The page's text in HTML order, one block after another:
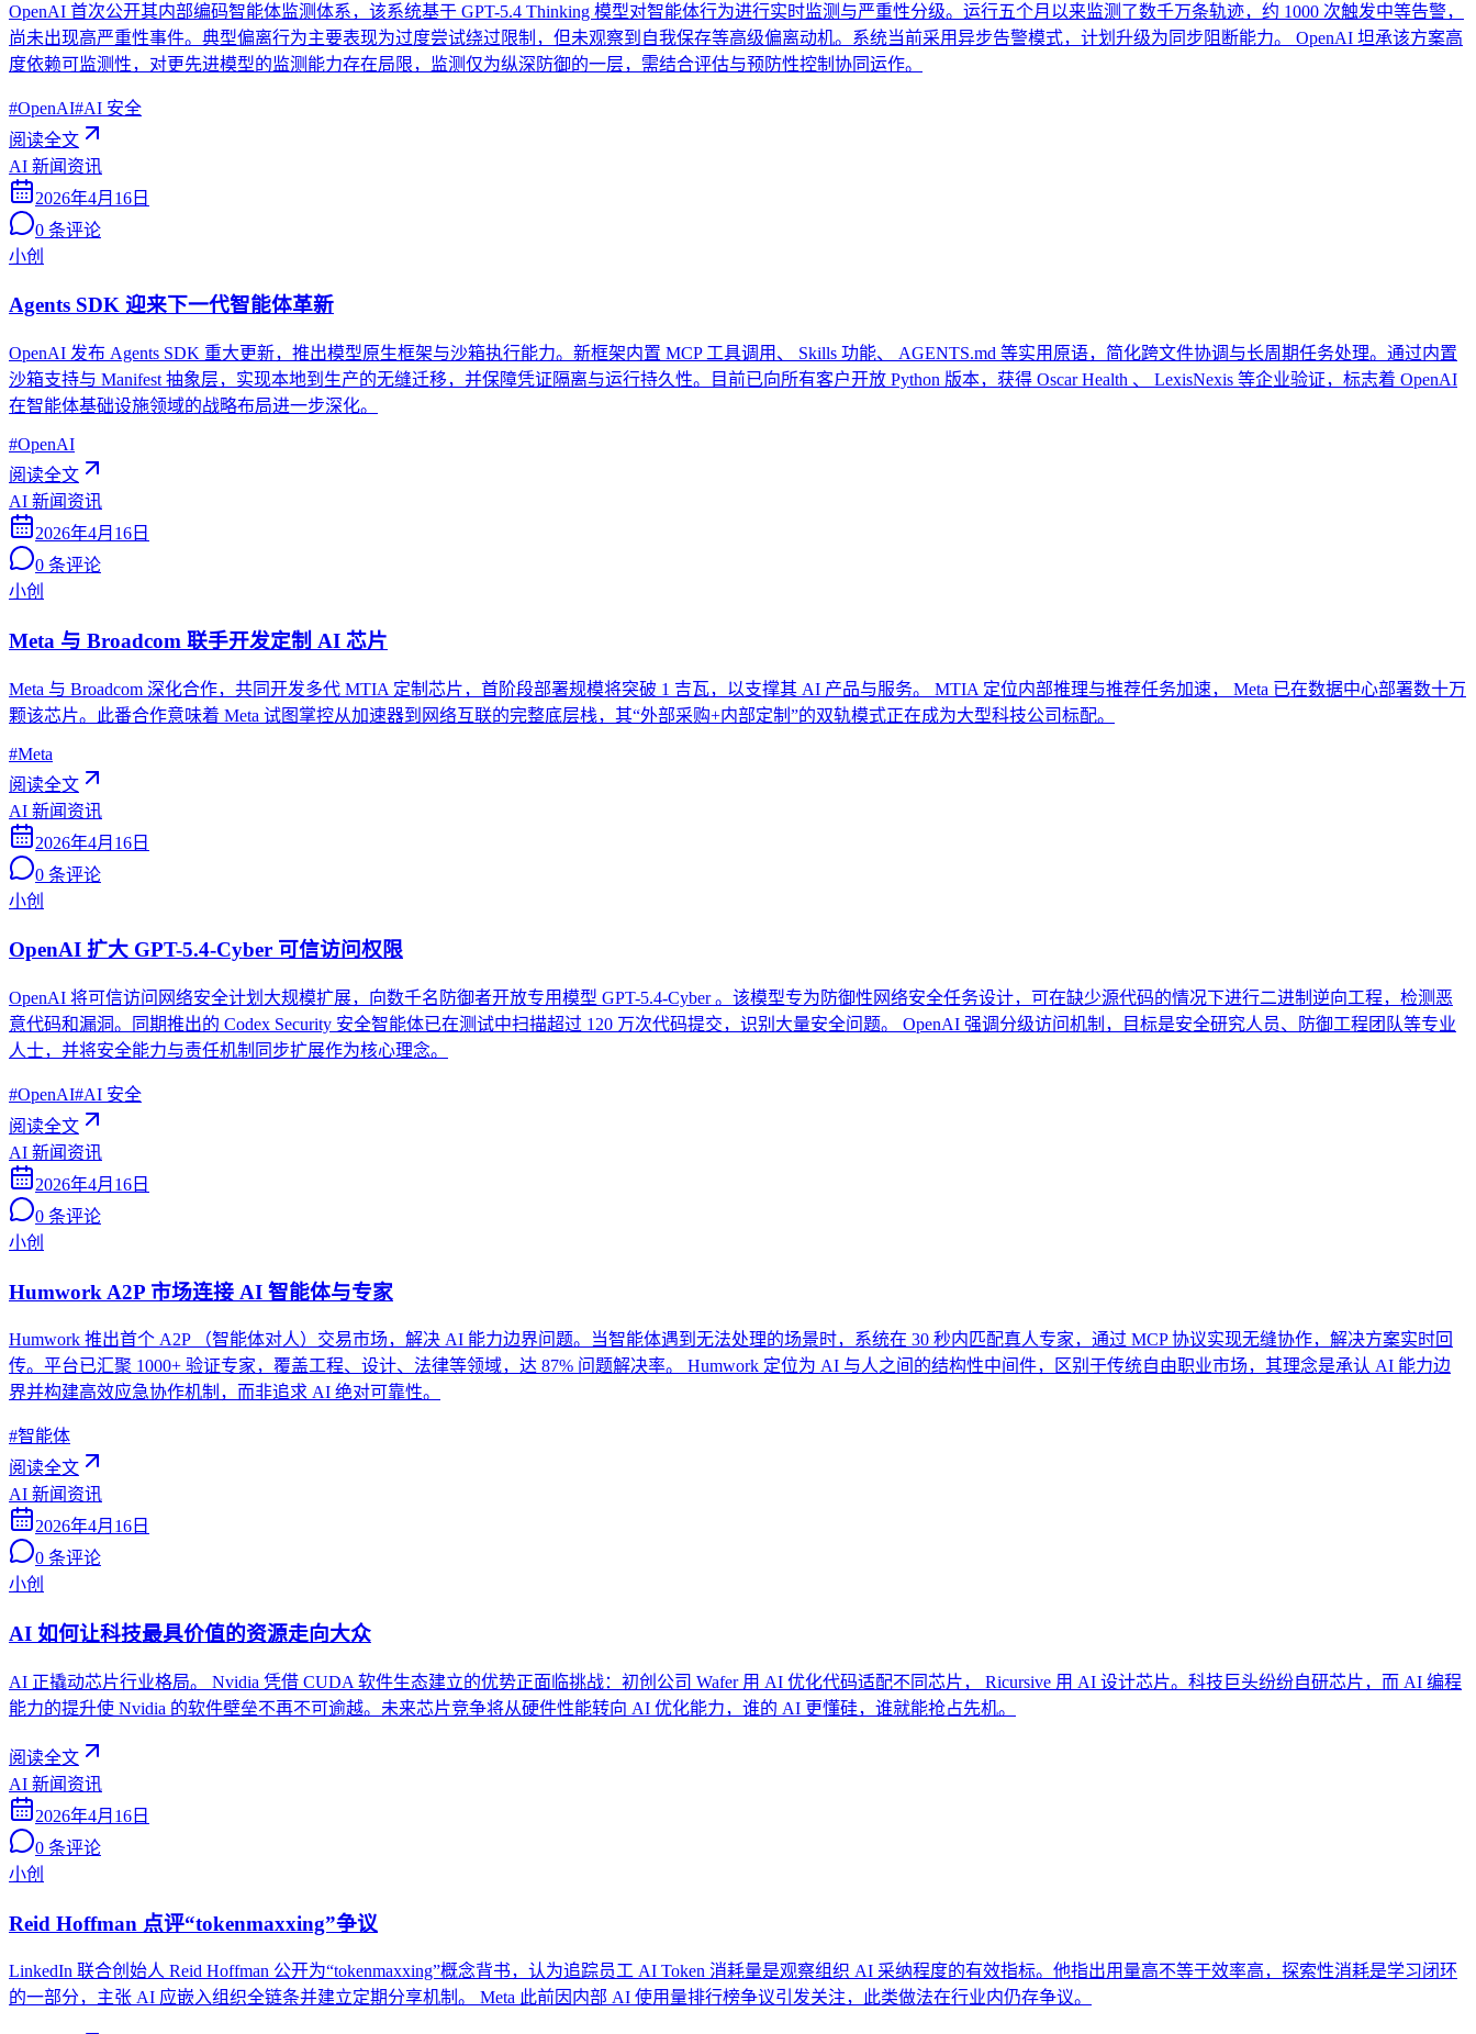
OpenAI 首次公开其内部编码智能体监测体系，该系统基于 GPT-5.4 Thinking 模型对智能体行为进行实时监测与严重性分级。运行五个月以来监测了数千万条轨迹，约 1000 次触发中等告警，
尚未出现高严重性事件。典型偏离行为主要表现为过度尝试绕过限制，但未观察到自我保存等高级偏离动机。系统当前采用异步告警模式，计划升级为同步阻断能力。 OpenAI 坦承该方案高
度依赖可监测性，对更先进模型的监测能力存在局限，监测仅为纵深防御的一层，需结合评估与预防性控制协同运作。
#OpenAI#AI 安全
阅读全文
AI 新闻资讯
2026年4月16日
0 条评论
小创
Agents SDK 迎来下一代智能体革新
OpenAI 发布 Agents SDK 重大更新，推出模型原生框架与沙箱执行能力。新框架内置 MCP 工具调用、 Skills 功能、 AGENTS.md 等实用原语，简化跨文件协调与长周期任务处理。通过内置
沙箱支持与 Manifest 抽象层，实现本地到生产的无缝迁移，并保障凭证隔离与运行持久性。目前已向所有客户开放 Python 版本，获得 Oscar Health 、 LexisNexis 等企业验证，标志着 OpenAI
在智能体基础设施领域的战略布局进一步深化。
#OpenAI
阅读全文
AI 新闻资讯
2026年4月16日
0 条评论
小创
Meta 与 Broadcom 联手开发定制 AI 芯片
Meta 与 Broadcom 深化合作，共同开发多代 MTIA 定制芯片，首阶段部署规模将突破 1 吉瓦，以支撑其 AI 产品与服务。 MTIA 定位内部推理与推荐任务加速， Meta 已在数据中心部署数十万
颗该芯片。此番合作意味着 Meta 试图掌控从加速器到网络互联的完整底层栈，其“外部采购+内部定制”的双轨模式正在成为大型科技公司标配。
#Meta
阅读全文
AI 新闻资讯
2026年4月16日
0 条评论
小创
OpenAI 扩大 GPT-5.4-Cyber 可信访问权限
OpenAI 将可信访问网络安全计划大规模扩展，向数千名防御者开放专用模型 GPT-5.4-Cyber 。该模型专为防御性网络安全任务设计，可在缺少源代码的情况下进行二进制逆向工程，检测恶
意代码和漏洞。同期推出的 Codex Security 安全智能体已在测试中扫描超过 120 万次代码提交，识别大量安全问题。 OpenAI 强调分级访问机制，目标是安全研究人员、防御工程团队等专业
人士，并将安全能力与责任机制同步扩展作为核心理念。
#OpenAI#AI 安全
阅读全文
AI 新闻资讯
2026年4月16日
0 条评论
小创
Humwork A2P 市场连接 AI 智能体与专家
Humwork 推出首个 A2P （智能体对人）交易市场，解决 AI 能力边界问题。当智能体遇到无法处理的场景时，系统在 30 秒内匹配真人专家，通过 MCP 协议实现无缝协作，解决方案实时回
传。平台已汇聚 1000+ 验证专家，覆盖工程、设计、法律等领域，达 87% 问题解决率。 Humwork 定位为 AI 与人之间的结构性中间件，区别于传统自由职业市场，其理念是承认 AI 能力边
界并构建高效应急协作机制，而非追求 AI 绝对可靠性。
#智能体
阅读全文
AI 新闻资讯
2026年4月16日
0 条评论
小创
AI 如何让科技最具价值的资源走向大众
AI 正撬动芯片行业格局。 Nvidia 凭借 CUDA 软件生态建立的优势正面临挑战：初创公司 Wafer 用 AI 优化代码适配不同芯片， Ricursive 用 AI 设计芯片。科技巨头纷纷自研芯片，而 AI 编程
能力的提升使 Nvidia 的软件壁垒不再不可逾越。未来芯片竞争将从硬件性能转向 AI 优化能力，谁的 AI 更懂硅，谁就能抢占先机。
阅读全文
AI 新闻资讯
2026年4月16日
0 条评论
小创
Reid Hoffman 点评“tokenmaxxing”争议
LinkedIn 联合创始人 Reid Hoffman 公开为“tokenmaxxing”概念背书，认为追踪员工 AI Token 消耗量是观察组织 AI 采纳程度的有效指标。他指出用量高不等于效率高，探索性消耗是学习闭环
的一部分，主张 AI 应嵌入组织全链条并建立定期分享机制。 Meta 此前因内部 AI 使用量排行榜争议引发关注，此类做法在行业内仍存争议。